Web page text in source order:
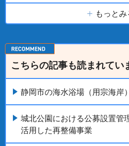
もっとみ
こちらの記事も読まれてい
静岡市の海水浴場（用宗海岸）
城北公園における公募設置管
活用した再整備事業